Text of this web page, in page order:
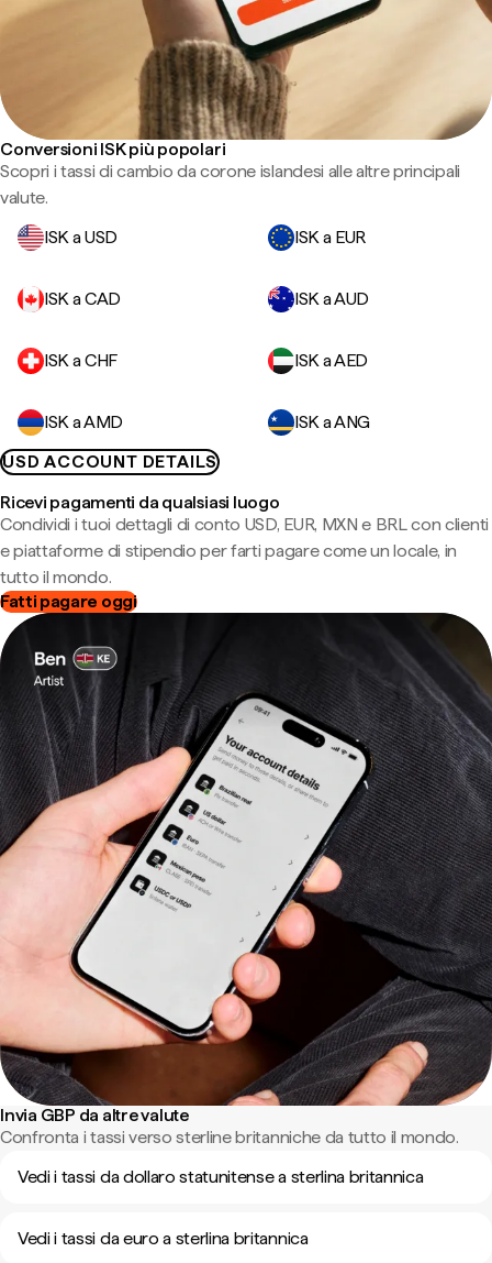
Conversioni ISK più popolari
Scopri i tassi di cambio da corone islandesi alle altre principali
valute.
ISK a USD
ISK a EUR
ISK a CAD ISK a AUD
ISK a CHF ISK a AED
ISK a AMD
ISK a ANG
USD ACCOUNT DETAILS
Ricevi pagamenti da qualsiasi luogo
Condividi i tuoi dettagli di conto USD, EUR, MXN e BRL con clienti
e piattaforme di stipendio per farti pagare come un locale, in
tutto il mondo.
Fatti pagare oggi
Invia GBP da altre valute
Confronta i tassi verso sterline britanniche da tutto il mondo.
Vedi i tassi da dollaro statunitense a sterlina britannica
Vedi i tassi da euro a sterlina britannica